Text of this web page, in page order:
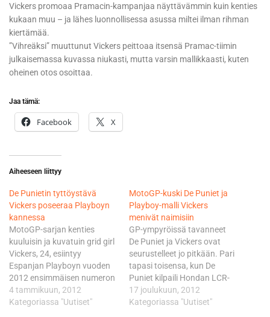
Vickers promoaa Pramacin-kampanjaa näyttävämmin kuin kenties
kukaan muu – ja lähes luonnollisessa asussa miltei ilman rihman
kiertämää.
”Vihreäksi” muuttunut Vickers peittoaa itsensä Pramac-tiimin
julkaisemassa kuvassa niukasti, mutta varsin mallikkaasti, kuten
oheinen otos osoittaa.
Jaa tämä:
Facebook X
Aiheeseen liittyy
De Punietin tyttöystävä
Vickers poseeraa Playboyn
kannessa
MotoGP-sarjan kenties
kuuluisin ja kuvatuin grid girl
Vickers, 24, esiintyy
Espanjan Playboyn vuoden
2012 ensimmäisen numeron
kansikuvassa.
Talvikuukaudet Australiassa
4 tammikuun, 2012
Kategoriassa "Uutiset"
MotoGP-kuski De Puniet ja
Playboy-malli Vickers
menivät naimisiin
GP-ympyröissä tavanneet
De Puniet ja Vickers ovat
seurustelleet jo pitkään. Pari
tapasi toisensa, kun De
Puniet kilpaili Hondan LCR-
tiimissä, jota Playboy
sponsoroi. De Puniet ajoi
17 joulukuun, 2012
Kategoriassa "Uutiset"